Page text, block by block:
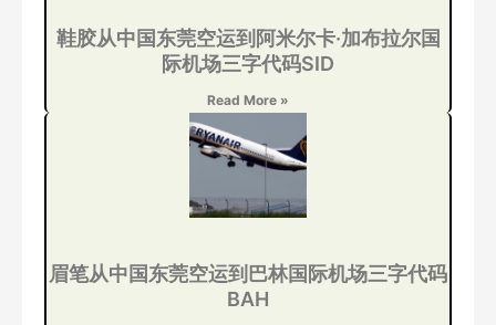
鞋胶从中国东莞空运到阿米尔卡·加布拉尔国
际机场三字代码SID
Read More »
眉笔从中国东莞空运到巴林国际机场三字代码
BAH